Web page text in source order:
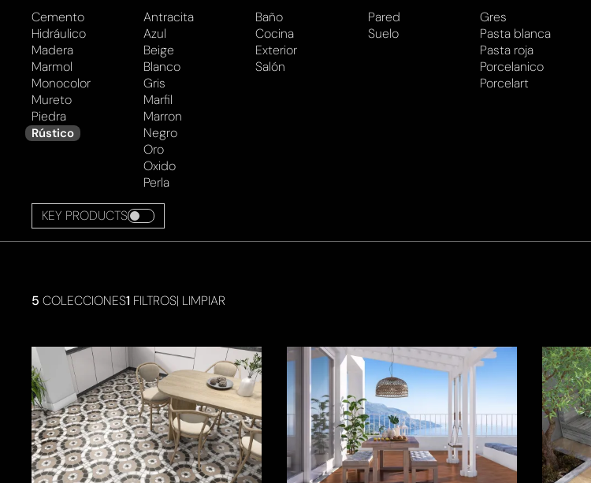
Cemento
Hidráulico
Madera
Marmol
Monocolor
Mureto
Piedra
Rústico
Antracita
Azul
Beige
Blanco
Gris
Marfil
Marron
Negro
Oro
Oxido
Perla
Baño
Cocina
Exterior
Salón
Pared
Suelo
Gres
Pasta blanca
Pasta roja
Porcelanico
Porcelart
KEY PRODUCTS
5 COLECCIONES1 FILTROS| LIMPIAR